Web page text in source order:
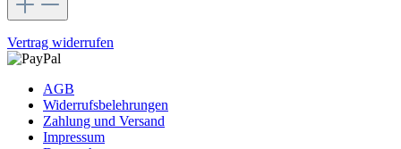
Vertrag widerrufen
AGB
Widerrufsbelehrungen
Zahlung und Versand
Impressum